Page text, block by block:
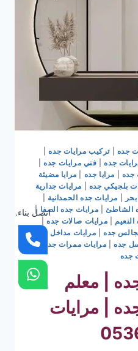
جده |تركيب مرايات جده|
جده| فني مرايات جده|
جده مرايا جده
مرايا مضيئة
بلجيكي جده
مرايات جدارية
مرايات جده الحمدانية
الشاطئ مرايات جده الصفا |
مرايات صالات جده|
جده مرايات مداخل جده
|
جده| مرايات ممرات جده
|
جده
| معلم
| مرايات
اتصل بناء.